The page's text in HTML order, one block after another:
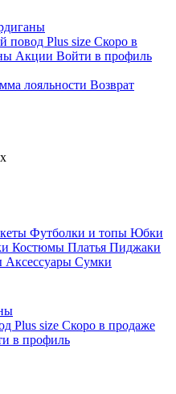
повод Plus size Скоро в
Акции Войти в профиль
лояльности Возврат
Футболки и топы Юбки
Костюмы Платья Пиджаки
Аксессуары Сумки
Plus size Скоро в продаже
в профиль